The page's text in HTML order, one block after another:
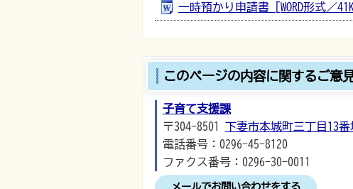
一時預かり申請書 [WORD形式／
このページの内容に関するご意
子育て支援課
〒304-8501 下妻市本城町三丁目13番
電話番号：0296-45-8120
ファクス番号：0296-30-0011
メールでお問い合わせをする